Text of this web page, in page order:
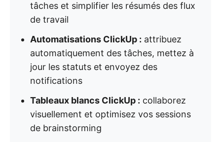
tâches et simplifier les résumés des flux
de travail
Automatisations ClickUp : attribuez
automatiquement des tâches, mettez à
jour les statuts et envoyez des
notifications
Tableaux blancs ClickUp : collaborez
visuellement et optimisez vos sessions
de brainstorming